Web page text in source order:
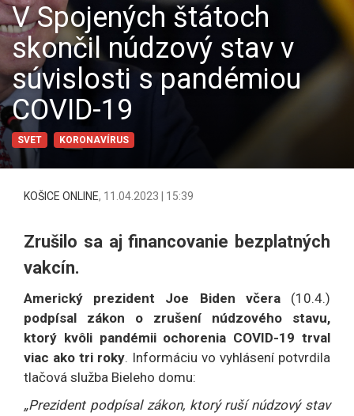
V Spojených štátoch
skončil núdzový stav v
súvislosti s pandémiou
COVID-19
SVET KORONAVÍRUS
KOŠICE ONLINE, 11.04.2023 | 15:39
Zrušilo sa aj financovanie bezplatných
vakcín.
Americký prezident Joe Biden včera (10.4.)
podpísal zákon o zrušení núdzového stavu,
ktorý kvôli pandémii ochorenia COVID-19 trval
viac ako tri roky. Informáciu vo vyhlásení potvrdila
tlačová služba Bieleho domu:
„Prezident podpísal zákon, ktorý ruší núdzový stav